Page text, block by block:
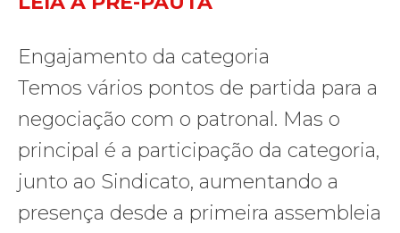
Engajamento da categoria
Temos vários pontos de partida para a
negociação com o patronal. Mas o
principal é a participação da categoria,
junto ao Sindicato, aumentando a
presença desde a primeira assembleia